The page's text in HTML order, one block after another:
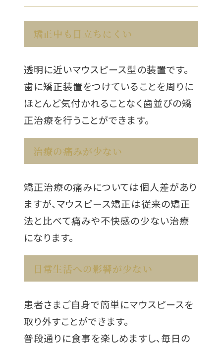
矯正中も目立ちにくい
透明に近いマウスピース型の装置です。
歯に矯正装置をつけていることを周りに
ほとんど気付かれることなく歯並びの矯
正治療を行うことができます。
治療の痛みが少ない
矯正治療の痛みについては個人差があり
ますが、マウスピース矯正は従来の矯正
法と比べて痛みや不快感の少ない治療
になります。
日常生活への影響が少ない
患者さまご自身で簡単にマウスピースを
取り外すことができます。
普段通りに食事を楽しめますし、毎日の